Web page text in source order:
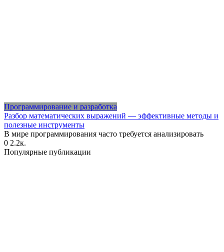
Программирование и разработка
Разбор математических выражений — эффективные методы и
полезные инструменты
В мире программирования часто требуется анализировать
0 2.2к.
Популярные публикации